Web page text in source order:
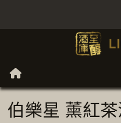
伯樂星 薰紅